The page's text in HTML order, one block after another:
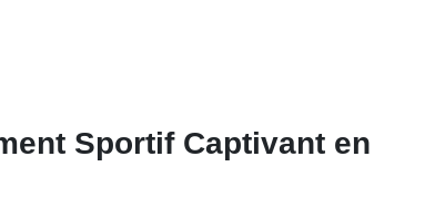
Sportif Captivant en